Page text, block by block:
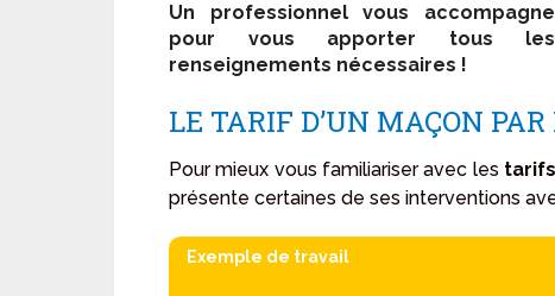
Un professionnel vous accompagne
pour vous apporter tous les
renseignements nécessaires !
LE TARIF D’UN MAÇON
Pour mieux vous familiariser avec les
présente certaines de ses interventions
Exemple de travail